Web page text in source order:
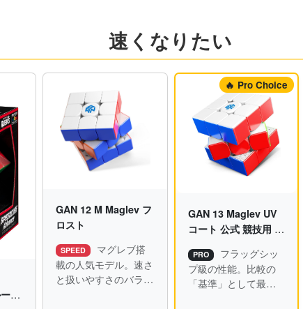
速くなりたい
ビ
GAN 12 M Maglev フ
ロスト
SPEED
マグレブ搭
載の人気モデル。速さ
と扱いやすさのバラン
🔥 Pro Choice
GAN 13 Maglev UV
コート 公式 競技用 マ
PRO
フラッグシッ
プ級の性能。比較の
「基準」として最適